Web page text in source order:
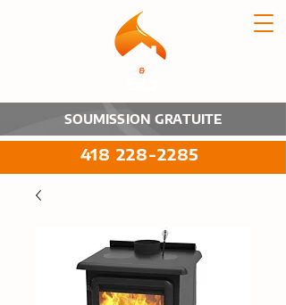
418 228-2285
SOUMISSION GRATUITE